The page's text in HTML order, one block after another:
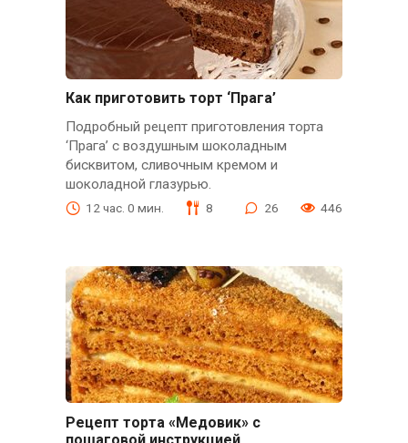
Как приготовить торт ‘Прага’
Подробный рецепт приготовления торта
‘Прага’ с воздушным шоколадным
бисквитом, сливочным кремом и
шоколадной глазурью.
12 час. 0 мин. 8 26 446
Рецепт торта «Медовик» с
пошаговой инструкцией